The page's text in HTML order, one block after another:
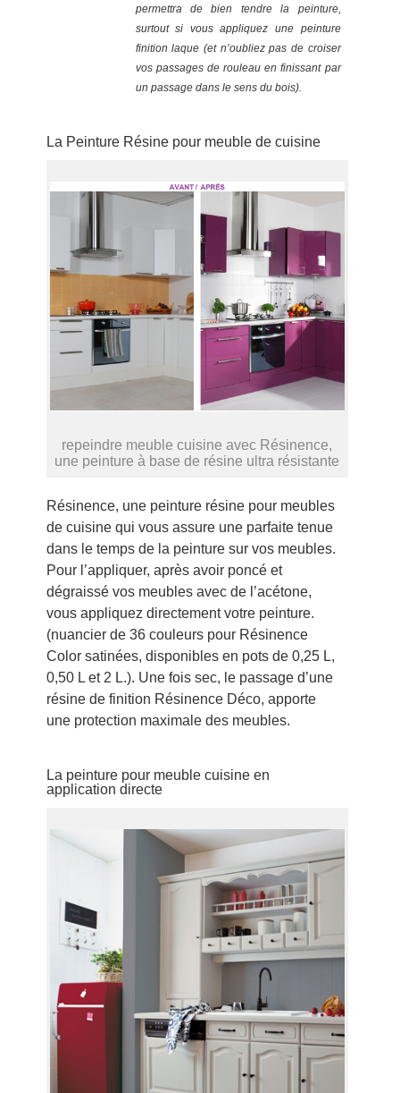
permettra de bien tendre la peinture,
surtout si vous appliquez une peinture
finition laque (et n’oubliez pas de croiser
vos passages de rouleau en finissant par
un passage dans le sens du bois).
La Peinture Résine pour meuble de cuisine
repeindre meuble cuisine avec Résinence,
une peinture à base de résine ultra résistante
Résinence, une peinture résine pour meubles
de cuisine qui vous assure une parfaite tenue
dans le temps de la peinture sur vos meubles.
Pour l’appliquer, après avoir poncé et
dégraissé vos meubles avec de l’acétone,
vous appliquez directement votre peinture.
(nuancier de 36 couleurs pour Résinence
Color satinées, disponibles en pots de 0,25 L,
0,50 L et 2 L.). Une fois sec, le passage d’une
résine de finition Résinence Déco, apporte
une protection maximale des meubles.
La peinture pour meuble cuisine en
application directe